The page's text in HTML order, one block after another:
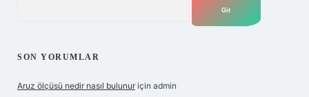
SON YORUMLAR
Aruz ölçüsü nedir nasıl bulunur için admin